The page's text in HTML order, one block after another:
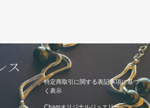
特定商取引に関する表記事項に基づ
く表示